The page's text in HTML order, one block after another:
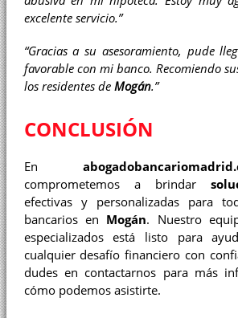
excelente servicio.”
“Gracias a su asesoramiento, pude
favorable con mi banco. Recomiendo
los residentes de Mogán.”
CONCLUSIÓN
En
comprometemos a brindar
efectivas y personalizadas para
bancarios en Mogán. Nuestro
especializados está listo para
cualquier desafío financiero con
dudes en contactarnos para más
cómo podemos asistirte.